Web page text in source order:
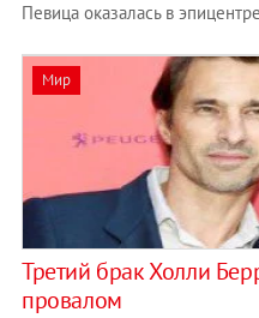
Певица оказалась в
Мир
Третий брак Холли
провалом